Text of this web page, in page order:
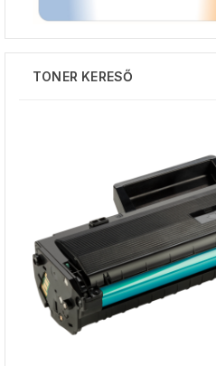
TONER KERESŐ